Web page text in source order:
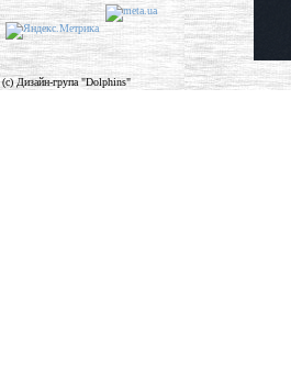
(c) Дизайн-група "Dolphins"